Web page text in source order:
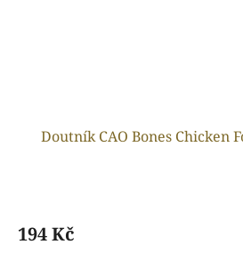
Doutník CAO Bones Chicken
194 Kč